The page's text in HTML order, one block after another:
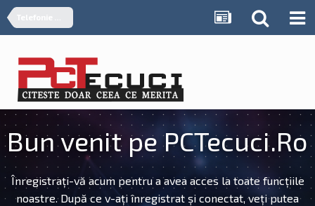
Bun venit pe PCTecuci.Ro
Înregistrați-vă acum pentru a avea acces la toate funcțiile
noastre. După ce v-ați înregistrat și conectat, veți putea